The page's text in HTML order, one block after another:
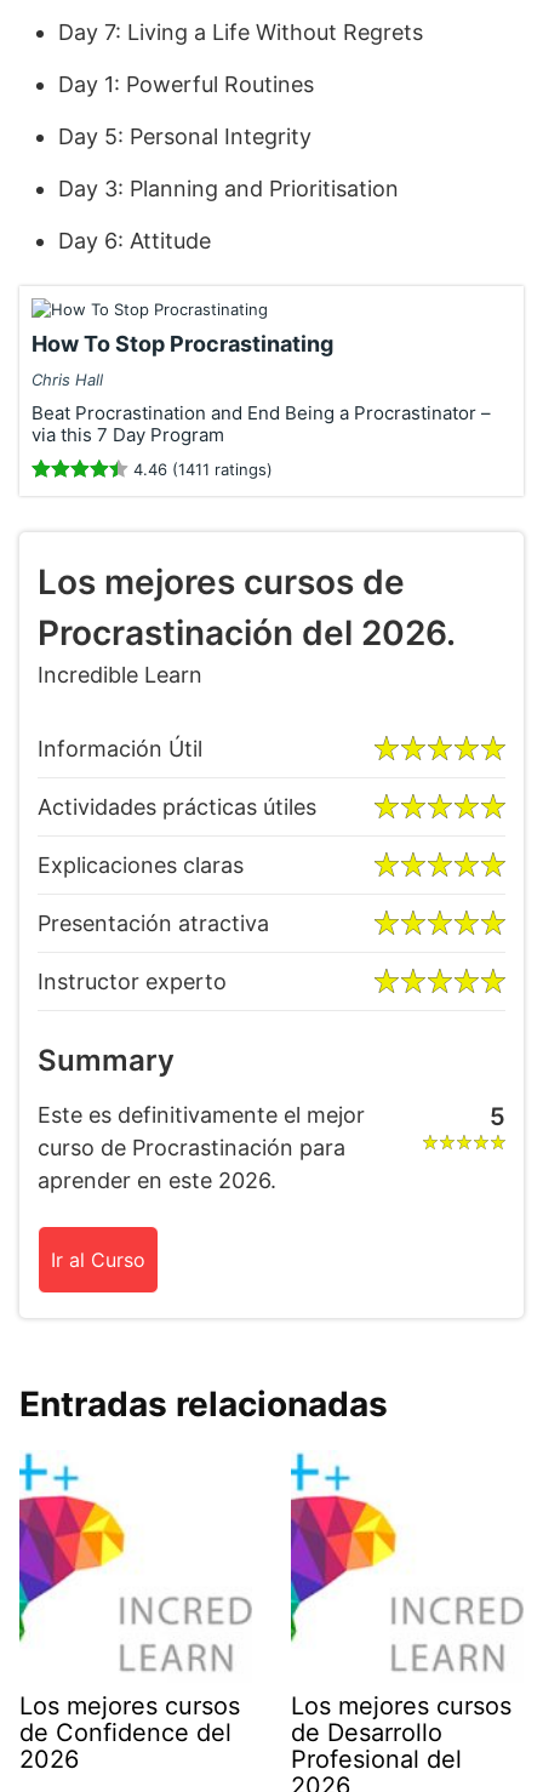
Day 7: Living a Life Without Regrets
Day 1: Powerful Routines
Day 5: Personal Integrity
Day 3: Planning and Prioritisation
Day 6: Attitude
How To Stop Procrastinating
Chris Hall
Beat Procrastination and End Being a Procrastinator –
via this 7 Day Program
4.46 (1411 ratings)
Los mejores cursos de
Procrastinación del 2026.
Incredible Learn
Información Útil
Actividades prácticas útiles
Explicaciones claras
Presentación atractiva
Instructor experto
Summary
Este es definitivamente el mejor
curso de Procrastinación para
aprender en este 2026.
5
Ir al Curso
Entradas relacionadas
Los mejores cursos
de Confidence del
2026
Los mejores cursos
de Desarrollo
Profesional del
2026